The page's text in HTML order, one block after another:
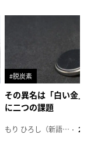
#脱炭素
その異名は「白い金」、リ
に二つの課題
もり ひろし（新語ウォッチャー） 2023年7